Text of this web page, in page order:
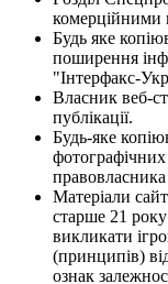
комерційними
Будь яке
поширення
"Інтерфакс-
Власник веб-
публікації.
Будь-яке
фотографічних
Матеріали
старше 21
викликати
(принципів)
ознак